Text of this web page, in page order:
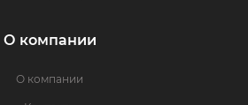
О компании
О компании